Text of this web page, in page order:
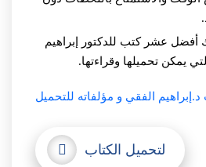
أفضل عشر كتب للدكتور إبراهيم
يمكن تحميلها وقراءتها.
كتب د.إبراهيم الفقي و مؤلفاته للتحميل
لتحميل الكتاب